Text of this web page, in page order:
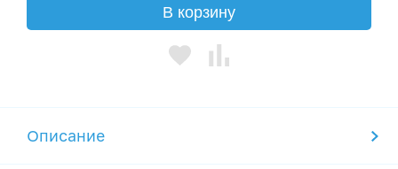
В корзину
Описание